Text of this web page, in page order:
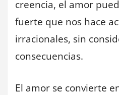
creencia, el amor
fuerte que nos hace
irracionales, sin
consecuencias.
El amor se convierte